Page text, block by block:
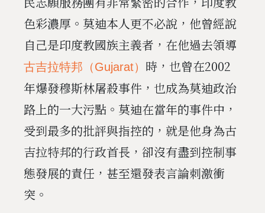
色彩濃厚。莫迪本人更不必說，他曾經說
自己是印度教國族主義者，在他過去領導
古吉拉特邦（Gujarat） 時，也曾在2002
年爆發穆斯林屠殺事件，也成為莫迪政治
路上的一大污點。莫迪在當年的事件中，
受到最多的批評與指控的，就是他身為古
吉拉特邦的行政首長，卻沒有盡到控制事
態發展的責任，甚至還發表言論刺激衝
突。